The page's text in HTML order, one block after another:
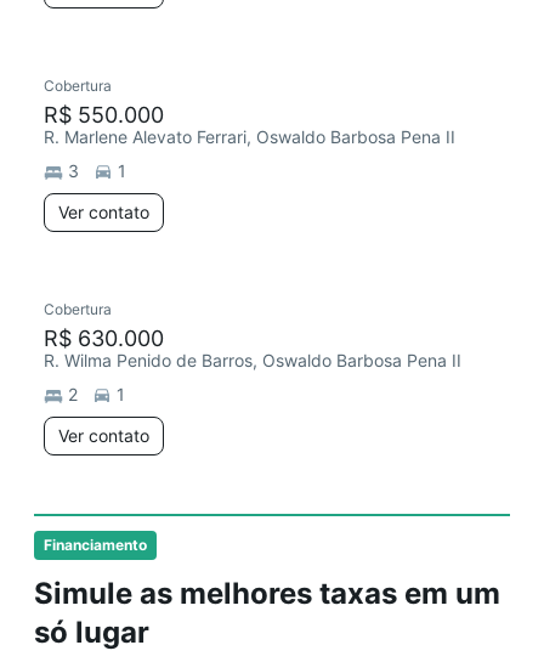
Financiamento
Simule as melhores taxas em um
só lugar
Cobertura
R$ 550.000
R. Marlene Alevato Ferrari, Oswaldo Barbosa Pena II
3
1
Ver contato
Cobertura
R$ 630.000
R. Wilma Penido de Barros, Oswaldo Barbosa Pena II
2
1
Ver contato